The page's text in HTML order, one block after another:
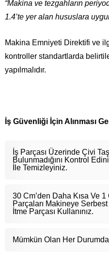
“Makina ve tezgahların
1.4’te yer alan hususlara
Makina Emniyeti Direktifi ve
kontroller standartlarda
yapılmalıdır.
İş Güvenliği İçin Alınması
İş Parçası Üzerinde Çivi
Bulunmadığını Kontrol
İle Temizleyiniz.
30 Cm’den Daha Kısa Ve
Parçaları Makineye
İtme Parçası Kullanınız.
Mümkün Olan Her